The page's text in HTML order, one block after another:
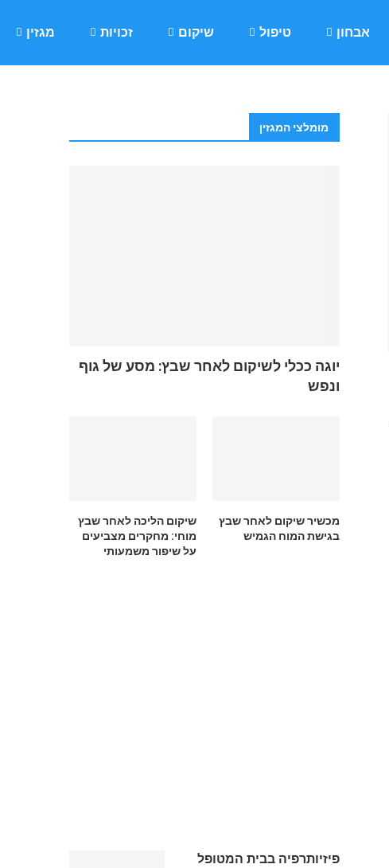
אבחון טיפול שיקום זכויות מגזין
מומלצי המגזין
יוגה ככלי לשיקום לאחר שבץ: מסע של גוף
ונפש
שיקום הליכה לאחר שבץ
מוחי: מחקרים מצביעים
על שיפור משמעותי
מכשיר שיקום לאחר שבץ
בגישת המוח הגמיש
פיזיותרפיה בבית המטופל